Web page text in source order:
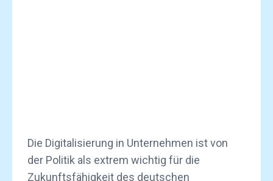
Die Digitalisierung in Unternehmen ist von
der Politik als extrem wichtig für die
Zukunftsfähigkeit des deutschen